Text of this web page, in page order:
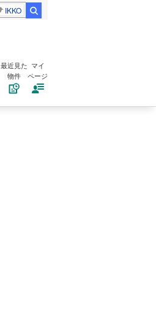
IKKO
最近見た
物件
マイ
ページ